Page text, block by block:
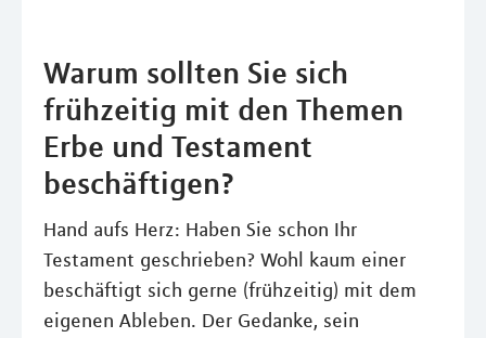
Warum sollten Sie sich
frühzeitig mit den Themen
Erbe und Testament
beschäftigen?
Hand aufs Herz: Haben Sie schon Ihr
Testament geschrieben? Wohl kaum einer
beschäftigt sich gerne (frühzeitig) mit dem
eigenen Ableben. Der Gedanke, sein